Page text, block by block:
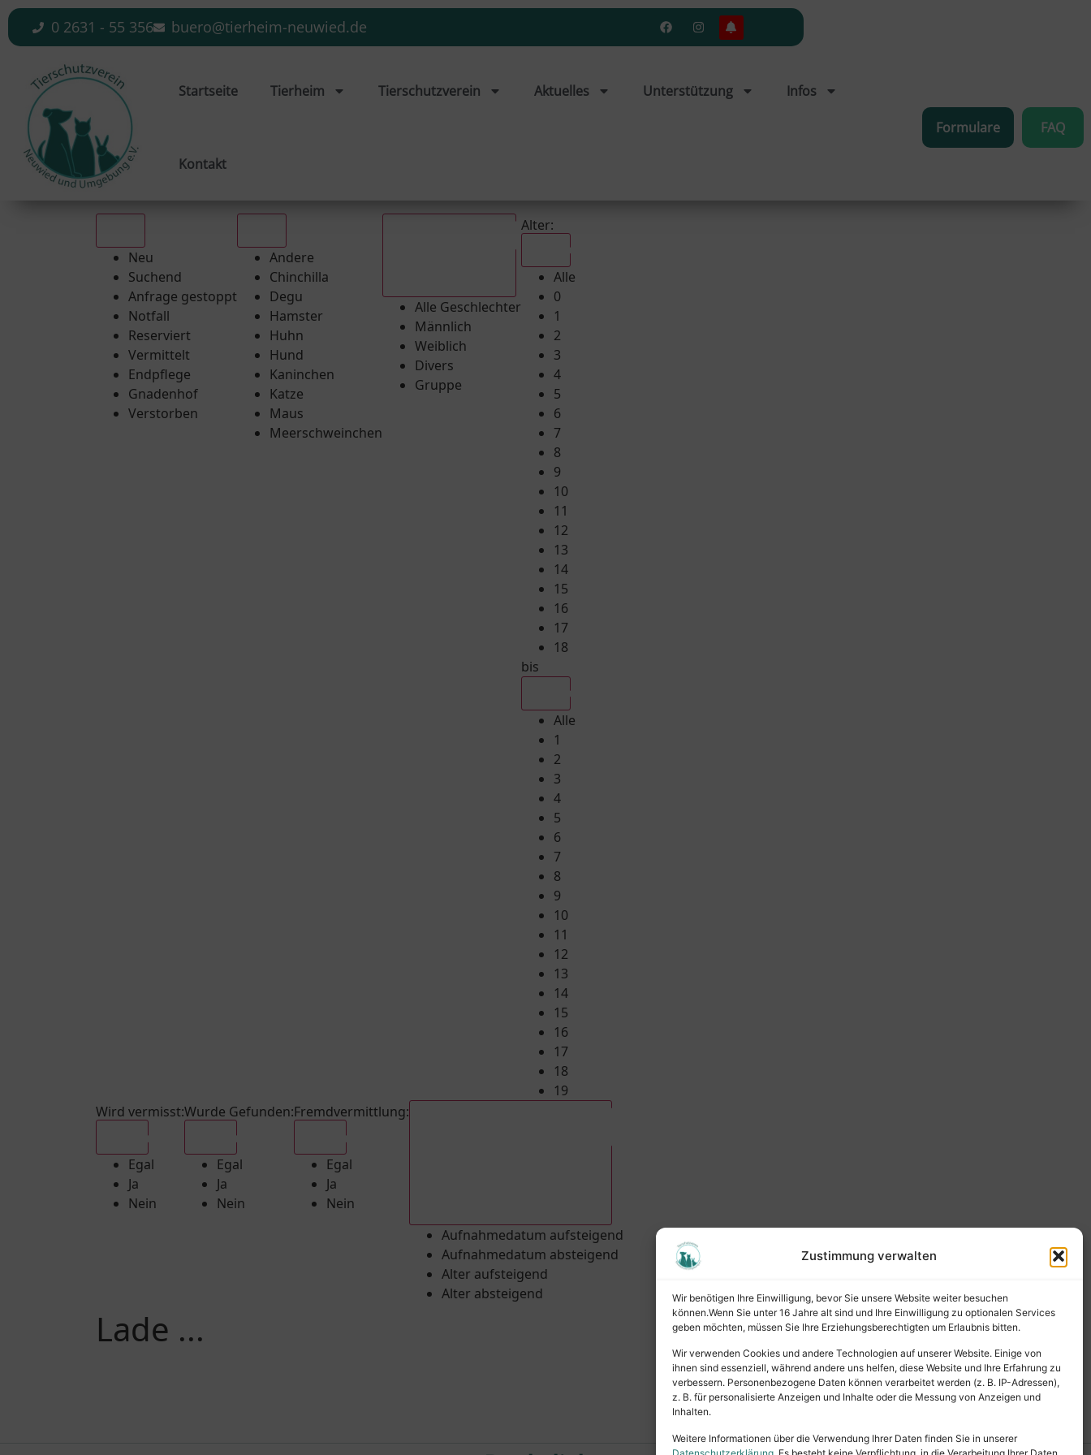
Zustimmung verwalten
Wir benötigen Ihre Einwilligung, bevor Sie unsere Website weiter besuchen
können.Wenn Sie unter 16 Jahre alt sind und Ihre Einwilligung zu optionalen Services
geben möchten, müssen Sie Ihre Erziehungsberechtigten um Erlaubnis bitten.
Wir verwenden Cookies und andere Technologien auf unserer Website. Einige von
ihnen sind essenziell, während andere uns helfen, diese Website und Ihre Erfahrung zu
verbessern. Personenbezogene Daten können verarbeitet werden (z. B. IP-Adressen),
z. B. für personalisierte Anzeigen und Inhalte oder die Messung von Anzeigen und
Inhalten.
Weitere Informationen über die Verwendung Ihrer Daten finden Sie in unserer
0 2631 - 55 356 buero@tierheim-neuwied.de
Startseite Tierheim Tierschutzverein Aktuelles Unterstützung Infos
Kontakt
Formulare FAQ
Neu
Suchend
Anfrage gestoppt
Notfall
Reserviert
Vermittelt
Endpflege
Gnadenhof
Verstorben
Andere
Chinchilla
Degu
Hamster
Huhn
Hund
Kaninchen
Katze
Maus
Meerschweinchen
Alle Geschlechter
Männlich
Weiblich
Divers
Gruppe
Alter:
Alle
0
1
2
3
4
5
6
7
8
9
10
11
12
13
14
15
16
17
18
bis
Alle
1
2
3
4
5
6
7
8
9
10
11
12
13
14
15
16
17
18
19
Wird vermisst:
Egal
Ja
Nein
Wurde Gefunden:
Egal
Ja
Nein
Fremdvermittlung:
Egal
Ja
Nein
Aufnahmedatum aufsteigend
Aufnahmedatum absteigend
Alter aufsteigend
Alter absteigend
Lade ...